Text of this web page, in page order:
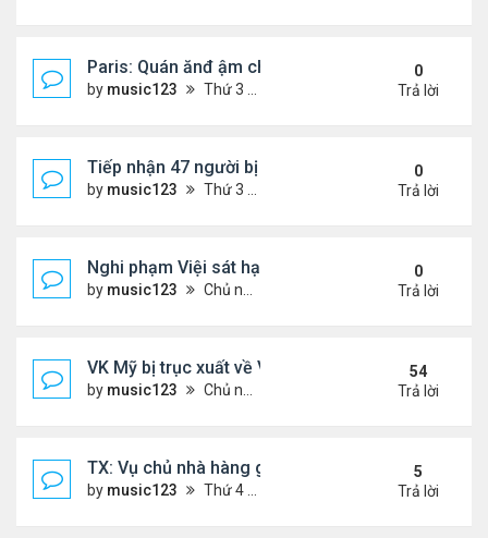
Paris: Quán ănđ ậm chất Việt đông kín khách chờ
by music123 Thứ 3 Tháng 8 04, 2026 5:31 pm
0
Trả lời
Tiếp nhận 47 người bị Mỹ trục xuất, Công an
by music123 Thứ 3 Tháng 8 04, 2026 5:09 pm
0
Trả lời
Nghi phạm Việi sát hại cụ bà 91 tuổi, phi tang xác
by music123 Chủ nhật Tháng 8 02, 2026 6:14 pm
0
Trả lời
VK Mỹ bị trục xuất về VN sống ra sao
by music123 Chủ nhật Tháng 6 21, 2026 7:33 pm
54
Trả lời
TX: Vụ chủ nhà hàng gốc Việt cùng hai con bị
by music123 Thứ 4 Tháng 5 06, 2026 4:53 am
5
Trả lời